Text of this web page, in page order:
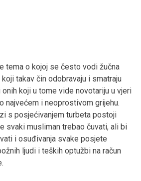
tema o kojoj se često vodi žučna
takav čin odobravaju i smatraju
koji u tome vide novotariju u vjeri
najvećem i neoprostivom grijehu.
s posjećivanjem turbeta postoji
svaki musliman trebao čuvati, ali bi
i osuđivanja svake posjete
ljudi i teških optužbi na račun